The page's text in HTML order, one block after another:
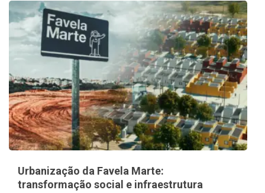
Urbanização da Favela Marte:
transformação social e infraestrutura